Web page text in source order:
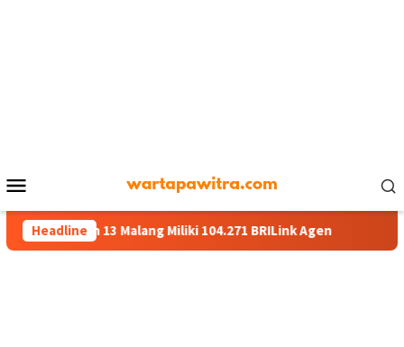
Mobile
Headline
13 Malang Miliki 104.271 BRILink Agen AgenBRILink